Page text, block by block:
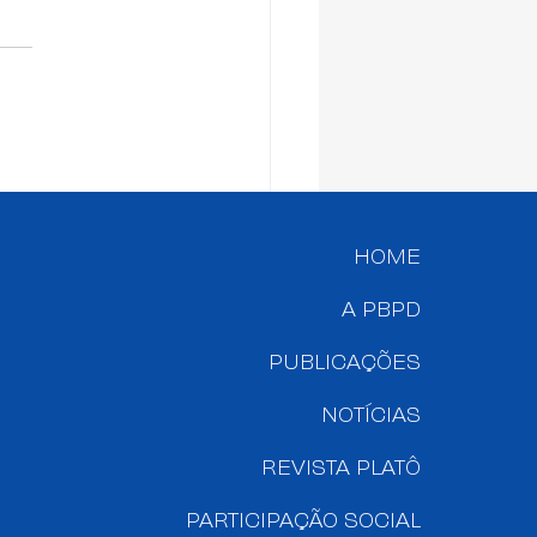
Paulo sedia
HOME
A PBPD
PUBLICAÇÕES
NOTÍCIAS
REVISTA PLATÔ
PARTICIPAÇÃO SOCIAL